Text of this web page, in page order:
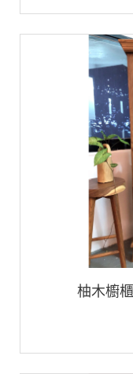
柚木櫥